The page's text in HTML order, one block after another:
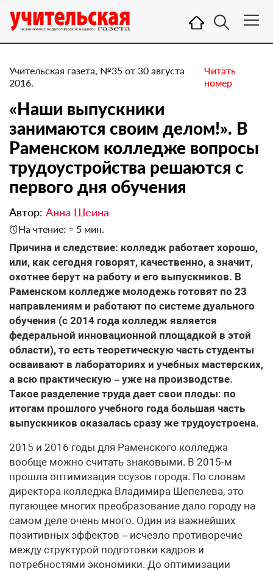
Учительская газета, №35 от 30 августа
2016.
Читать
номер
«Наши выпускники
занимаются своим делом!». В
Раменском колледже вопросы
трудоустройства решаются с
первого дня обучения
Автор: Анна Шеина
На чтение: ≈ 5 мин.
​Причина и следствие: колледж работает хорошо,
или, как сегодня говорят, качественно, а значит,
охотнее берут на работу и его выпускников. В
Раменском колледже молодежь готовят по 23
направлениям и работают по системе дуального
обучения (с 2014 года колледж является
федеральной инновационной площадкой в этой
области), то есть теоретическую часть студенты
осваивают в лабораториях и учебных мастерских,
а всю практическую – уже на производстве.
Такое разделение труда дает свои плоды: по
итогам прошлого учебного года большая часть
выпускников оказалась сразу же трудоустроена.
2015 и 2016 годы для Раменского колледжа
вообще можно считать знаковыми. В 2015-м
прошла оптимизация ссузов города. По словам
директора колледжа Владимира Шепелева, это
пугающее многих преобразование дало городу на
самом деле очень много. Один из важнейших
позитивных эффектов – исчезло противоречие
между структурой подготовки кадров и
потребностями экономики. До оптимизации